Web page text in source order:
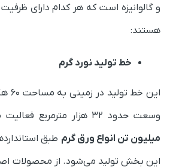
و گالوانیزه است که هر کدام دارای
هستند:
خط تولید نورد گرم
این
وسعت حدود ۳۲ هزار مترمربع فعالیت می‌کند. سالانه تا
میلیون تن انواع ورق گرم طبق
این بخش تولید می‌شود. از محصولات